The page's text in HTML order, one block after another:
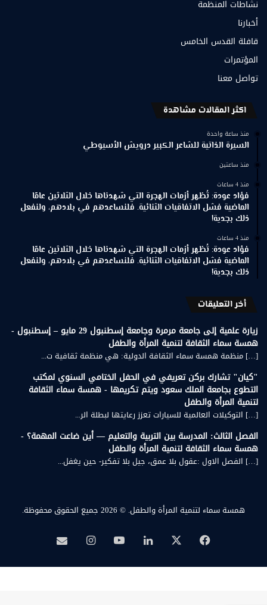
نشاطات المنظمة
أخبارنا
قافلة القدس الخامس
المؤتمرات
تواصل معنا
اكثر المقالات مشاهدة
منذ ساعة واحدة
السيرة الذاتية للشاعر الكبير درويش الأسيوطي
منذ ساعتين
منذ 4 ساعات
فؤاد عودة: تُظهر أزمات الهجرة التي شهدناها خلال الثلاثين عامًا
الماضية فشل الاتفاقيات الثنائية. فلنساعدهم في بلادهم، ولنفعل
ذلك بجدية!
منذ 4 ساعات
فؤاد عودة: تُظهر أزمات الهجرة التي شهدناها خلال الثلاثين عامًا
الماضية فشل الاتفاقيات الثنائية. فلنساعدهم في بلادهم، ولنفعل
ذلك بجدية!
أخر التعليقات
زيارة علمية إلى جامعة مرمرة وجامعة إسطنبول 29 مايو – إسطنبول -
همسة سماء الثقافة لتنمية المرأة والطفل
[…] منظمة همسة سماء الثقافة الدولية: هي منظمة ثقافية ت...
"كيان" تشارك بركن تعريفي في الحفل الختامي السنوي لمكتب
التطوع بجامعة الملك سعود ويتم تكريمها - همسة سماء الثقافة
لتنمية المرأة والطفل
[…] التوكيلات العالمية للسيارات تعزز رعايتها لبطلة الر...
الفصل الثالث: المدرسة بين التربية والتعليم — أين ضاعت المهمة؟ -
همسة سماء الثقافة لتنمية المرأة والطفل
[…] الفصل الاول :عقول بلا عمق، جيل بلا تفكير- حين يغفل...
همسة سماء لتنمية المرأة والطفل. © 2026 جميع الحقوق محفوظة.
فيسبوك لينكدإن‫YouTubeانستقرامبريد
همسة